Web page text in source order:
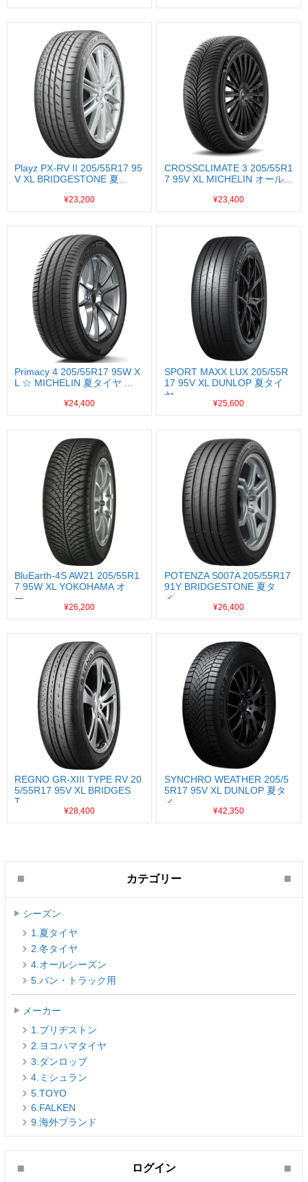
Playz PX-RV II 205/55R17 95
V XL BRIDGESTONE 夏...
¥23,200
CROSSCLIMATE 3 205/55R1
7 95V XL MICHELIN オール...
¥23,400
Primacy 4 205/55R17 95W X
L ☆ MICHELIN 夏タイヤ ...
¥24,400
SPORT MAXX LUX 205/55R
17 95V XL DUNLOP 夏タイ
ヤ...
¥25,600
BluEarth-4S AW21 205/55R1
7 95W XL YOKOHAMA オ
ー...
¥26,200
POTENZA S007A 205/55R17
91Y BRIDGESTONE 夏タ
イ...
¥26,400
REGNO GR-XIII TYPE RV 20
5/55R17 95V XL BRIDGES
T...
¥28,400
SYNCHRO WEATHER 205/5
5R17 95V XL DUNLOP 夏タ
イ...
¥42,350
カテゴリー
シーズン
1.夏タイヤ
2.冬タイヤ
4.オールシーズン
5.バン・トラック用
メーカー
1.ブリヂストン
2.ヨコハマタイヤ
3.ダンロップ
4.ミシュラン
5.TOYO
6.FALKEN
9.海外ブランド
ログイン